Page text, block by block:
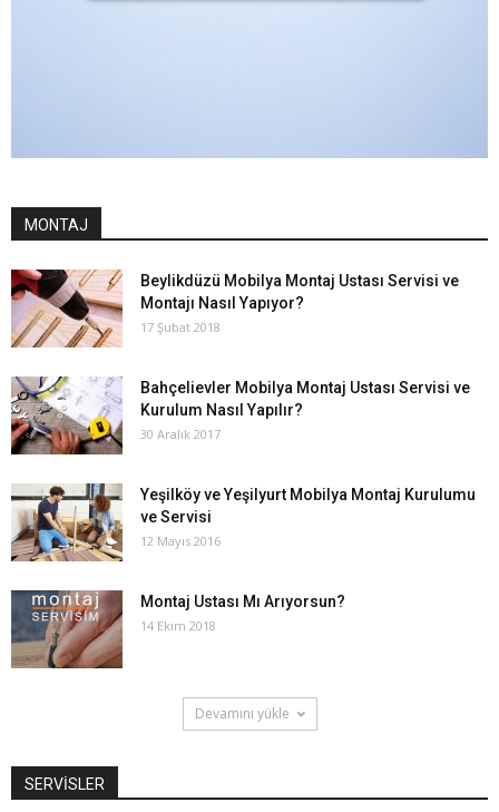
MONTAJ
Beylikdüzü Mobilya Montaj Ustası Servisi ve
Montajı Nasıl Yapıyor?
17 Şubat 2018
Bahçelievler Mobilya Montaj Ustası Servisi ve
Kurulum Nasıl Yapılır?
30 Aralık 2017
Yeşilköy ve Yeşilyurt Mobilya Montaj Kurulumu
ve Servisi
12 Mayıs 2016
Montaj Ustası Mı Arıyorsun?
14 Ekim 2018
Devamını yükle
SERVİSLER